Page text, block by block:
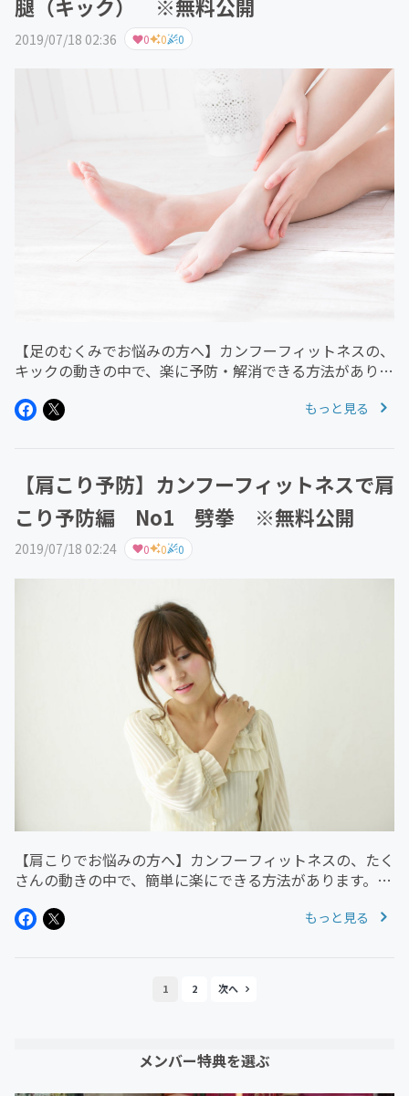
腿（キック） ※無料公開
2019/07/18 02:36 0 0 0
【足のむくみでお悩みの方へ】カンフーフィットネスの、
キックの動きの中で、楽に予防・解消できる方法がありま
クの動きで、予防解消できる方法を紹介致します。お仕事
もっと見る
【肩こり予防】カンフーフィットネスで肩
こり予防編 No1 劈拳 ※無料公開
2019/07/18 02:24 0 0 0
【肩こりでお悩みの方へ】カンフーフィットネスの、たく
さんの動きの中で、簡単に楽にできる方法があります。ま
を紹介致します。動作のポイントは、あまり気張らずに、
もっと見る
1 2
メンバー特典を選ぶ